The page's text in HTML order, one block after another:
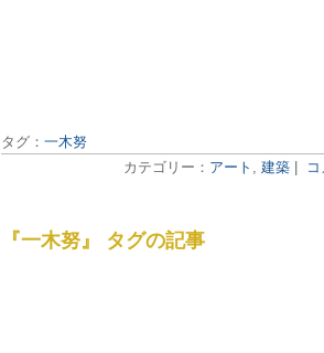
タグ： 一木努
カテゴリー： アート , 建築
『一木努』 タグの記事